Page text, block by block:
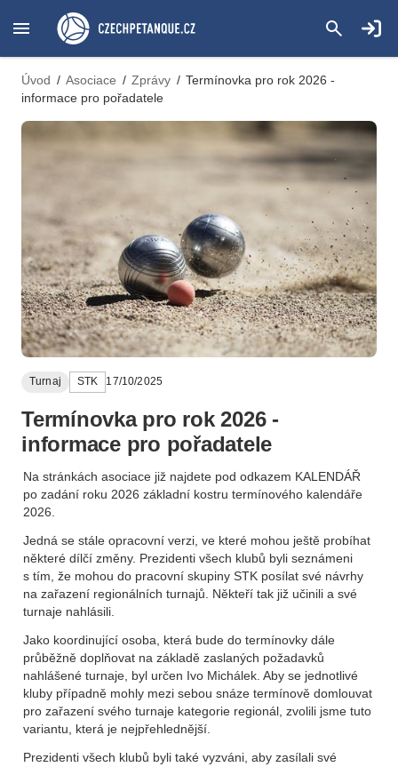
Úvod / Asociace / Zprávy / Termínovka pro rok 2026 -
informace pro pořadatele
Turnaj STK 17/10/2025
Termínovka pro rok 2026 -
informace pro pořadatele
Na stránkách asociace již najdete pod odkazem KALENDÁŘ
po zadání roku 2026 základní kostru termínového kalendáře
2026.
Jedná se stále opracovní verzi, ve které mohou ještě probíhat
některé dílčí změny. Prezidenti všech klubů byli seznámeni
s tím, že mohou do pracovní skupiny STK posílat své návrhy
na zařazení regionálních turnajů. Někteří tak již učinili a své
turnaje nahlásili.
Jako koordinující osoba, která bude do termínovky dále
průběžně doplňovat na základě zaslaných požadavků
nahlášené turnaje, byl určen Ivo Michálek. Aby se jednotlivé
kluby případně mohly mezi sebou snáze termínově domlouvat
pro zařazení svého turnaje kategorie regionál, zvolili jsme tuto
variantu, která je nejpřehlednější.
Prezidenti všech klubů byli také vyzváni, aby zasílali své